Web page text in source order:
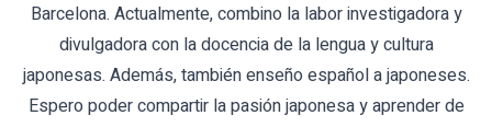
Barcelona. Actualmente, combino la labor investigadora y
divulgadora con la docencia de la lengua y cultura
japonesas. Además, también enseño español a japoneses.
Espero poder compartir la pasión japonesa y aprender de